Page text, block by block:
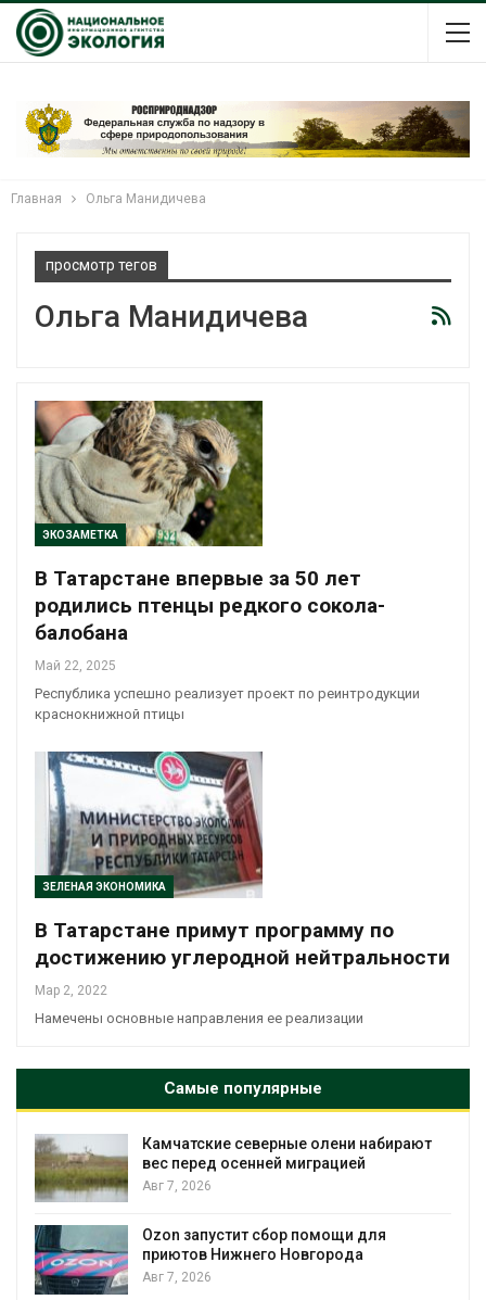
Главная Ольга Манидичева
просмотр тегов
Ольга Манидичева
ЭКОЗАМЕТКА
В Татарстане впервые за 50 лет
родились птенцы редкого сокола-
балобана
Май 22, 2025
Республика успешно реализует проект по реинтродукции
краснокнижной птицы
ЗЕЛЕНАЯ ЭКОНОМИКА
В Татарстане примут программу по
достижению углеродной нейтральности
Мар 2, 2022
Намечены основные направления ее реализации
Самые популярные
Камчатские северные олени набирают
вес перед осенней миграцией
Авг 7, 2026
Ozon запустит сбор помощи для
приютов Нижнего Новгорода
Авг 7, 2026